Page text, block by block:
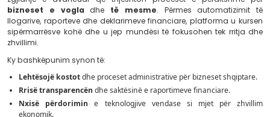
Qendra Kombëtare e Biznesit (QKB)dhe
Financave (IEF)kanë nënshkruar një
bizneseve shqiptare akses falas në SmartFin,
menaxhimit financiar.
SmartFin
, e zhvilluar nga
zgjidhje e avancuar që thjeshton proceset e
bizneset e vogladhetë mesme. Përmes
llogarive, raporteve dhe deklarimeve financiare,